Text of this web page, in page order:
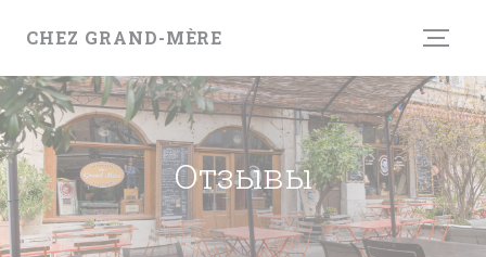
CHEZ GRAND-MÈRE
Отзывы